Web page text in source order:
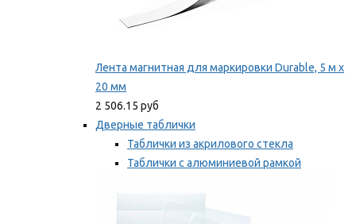
Лента магнитная для маркировки Durable, 5 м х
20 мм
2 506.15 руб
Дверные таблички
Таблички из акрилового стекла
Таблички с алюминиевой рамкой